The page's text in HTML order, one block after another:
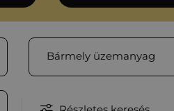
Bármely üzemanyag